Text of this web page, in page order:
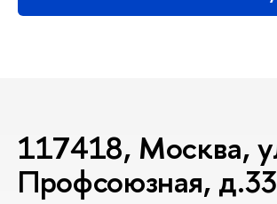
117418, Москва,
Профсоюзная,